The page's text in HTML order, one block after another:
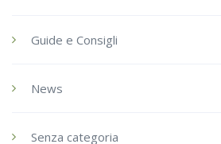
Guide e Consigli
News
Senza categoria